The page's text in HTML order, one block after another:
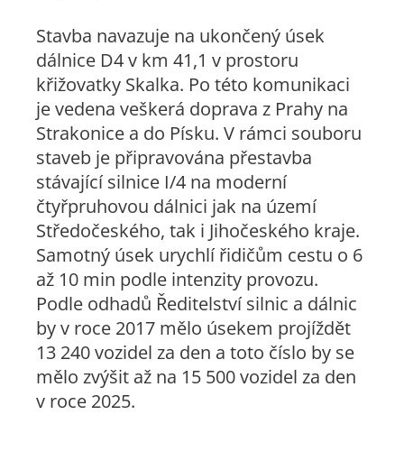
Stavba navazuje na ukončený úsek
dálnice D4 v km 41,1 v prostoru
křižovatky Skalka. Po této komunikaci
je vedena veškerá doprava z Prahy na
Strakonice a do Písku. V rámci souboru
staveb je připravována přestavba
stávající silnice I/4 na moderní
čtyřpruhovou dálnici jak na území
Středočeského, tak i Jihočeského kraje.
Samotný úsek urychlí řidičům cestu o 6
až 10 min podle intenzity provozu.
Podle odhadů Ředitelství silnic a dálnic
by v roce 2017 mělo úsekem projíždět
13 240 vozidel za den a toto číslo by se
mělo zvýšit až na 15 500 vozidel za den
v roce 2025.